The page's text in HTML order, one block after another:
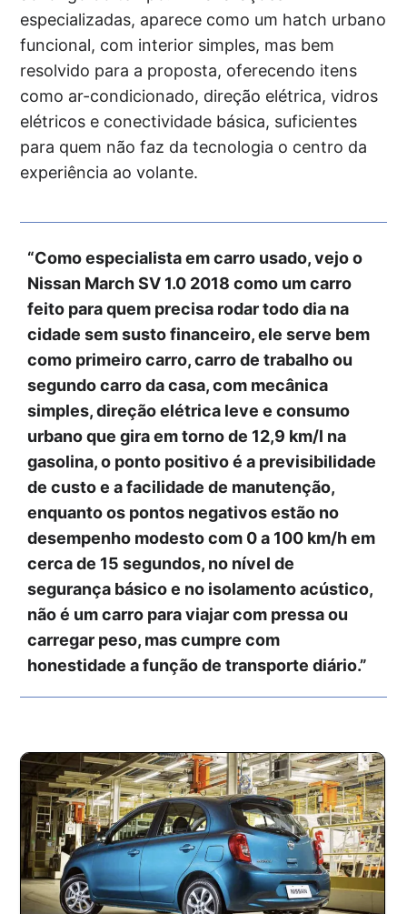
especializadas, aparece como um hatch urbano
funcional, com interior simples, mas bem
resolvido para a proposta, oferecendo itens
como ar-condicionado, direção elétrica, vidros
elétricos e conectividade básica, suficientes
para quem não faz da tecnologia o centro da
experiência ao volante.
“Como especialista em carro usado, vejo o
Nissan March SV 1.0 2018 como um carro
feito para quem precisa rodar todo dia na
cidade sem susto financeiro, ele serve bem
como primeiro carro, carro de trabalho ou
segundo carro da casa, com mecânica
simples, direção elétrica leve econsumo
urbano que gira em torno de 12,9 km/l na
gasolina, o ponto positivo é a previsibilidade
de custo e a facilidade de manutenção,
enquanto os pontos negativos estão no
desempenho modesto com 0 a 100 km/h em
cerca de 15 segundos, no nível de
segurança básico e no isolamento acústico,
não é um carro para viajar com pressa ou
carregar peso, mas cumpre com
honestidade a função de transporte diário.”